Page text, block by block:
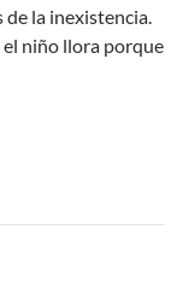
de la inexistencia.
niño llora porque